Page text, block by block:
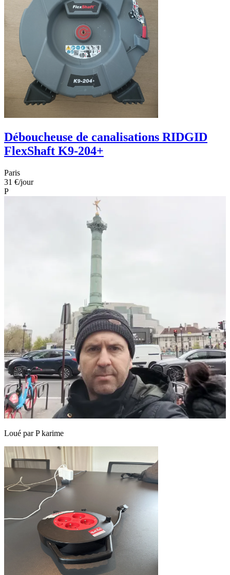
Déboucheuse de canalisations RIDGID
FlexShaft K9-204+
Paris
31 €/jour
P
Loué parP karime